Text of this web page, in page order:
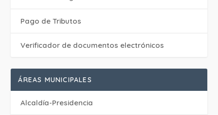
Pago de Tributos
Verificador de documentos electrónicos
ÁREAS MUNICIPALES
Alcaldía-Presidencia